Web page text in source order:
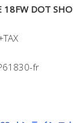
DOT
fr